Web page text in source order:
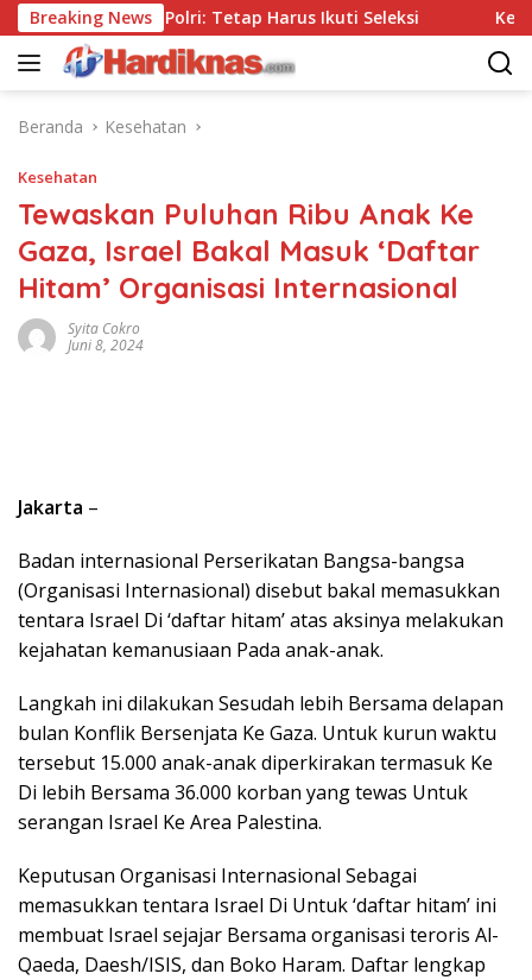
Langsung
ke
konten
Breaking News
Tes, Polri: Tetap Harus Ikuti Seleksi
Beranda Kesehatan
Kesehatan
Tewaskan Puluhan Ribu Anak Ke
Gaza, Israel Bakal Masuk ‘Daftar
Hitam’ Organisasi Internasional
Syita Cokro
Juni 8, 2024
Jakarta –
Badan internasional Perserikatan Bangsa-bangsa
(Organisasi Internasional) disebut bakal memasukkan
tentara Israel Di ‘daftar hitam’ atas aksinya melakukan
kejahatan kemanusiaan Pada anak-anak.
Langkah ini dilakukan Sesudah lebih Bersama delapan
bulan Konflik Bersenjata Ke Gaza. Untuk kurun waktu
tersebut 15.000 anak-anak diperkirakan termasuk Ke
Di lebih Bersama 36.000 korban yang tewas Untuk
serangan Israel Ke Area Palestina.
Keputusan Organisasi Internasional Sebagai
memasukkan tentara Israel Di Untuk ‘daftar hitam’ ini
membuat Israel sejajar Bersama organisasi teroris Al-
Qaeda, Daesh/ISIS, dan Boko Haram. Daftar lengkap